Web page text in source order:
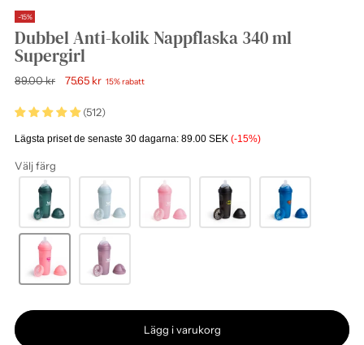
-15%
Dubbel Anti-kolik Nappflaska 340 ml
Supergirl
Ordinarie
89.00 kr 75.65 kr 15% rabatt
(512)
Lägsta priset de senaste 30 dagarna: 89.00 SEK (-15%)
Välj färg
Lägg i varukorg